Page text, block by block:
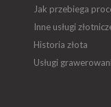
Jak przebiega
Inne usługi
Historia złota
Usługi